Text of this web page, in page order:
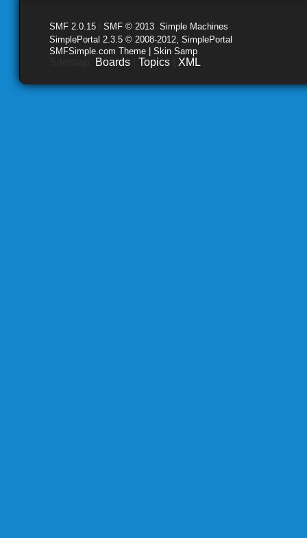
SMF 2.0.15 SMF © 2013 Simple Machines
SimplePortal 2.3.5 © 2008-2012, SimplePortal
SMFSimple.com Theme | Skin Samp
Boards Topics XML